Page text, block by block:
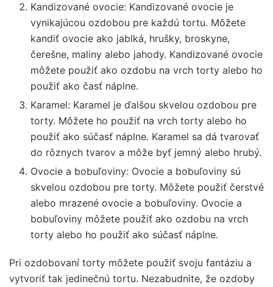
Kandizované ovocie: Kandizované ovocie je
vynikajúcou ozdobou pre každú tortu. Môžete
kandiť ovocie ako jablká, hrušky, broskyne,
čerešne, maliny alebo jahody. Kandizované ovocie
môžete použiť ako ozdobu na vrch torty alebo ho
použiť ako časť náplne.
Karamel: Karamel je ďalšou skvelou ozdobou pre
torty. Môžete ho použiť na vrch torty alebo ho
použiť ako súčasť náplne. Karamel sa dá tvarovať
do rôznych tvarov a môže byť jemný alebo hrubý.
Ovocie a bobuľoviny: Ovocie a bobuľoviny sú
skvelou ozdobou pre torty. Môžete použiť čerstvé
alebo mrazené ovocie a bobuľoviny. Ovocie a
bobuľoviny môžete použiť ako ozdobu na vrch
torty alebo ho použiť ako súčasť náplne.
Pri ozdobovaní torty môžete použiť svoju fantáziu a
vytvoriť tak jedinečnú tortu. Nezabudnite, že ozdoby